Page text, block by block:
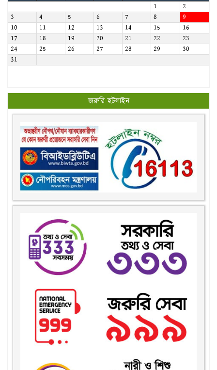
1
2
3
4 5 6 7 8
9
10
11 12 13 14 15
16
17
18 19 20 21 22
23
24
25 26 27 28 29
30
31
জরুরি হটলাইন